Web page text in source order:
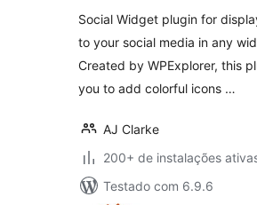
Social Widget plugin for
to your social media in any
Created by WPExplorer, this
you to add colorful icons …
AJ Clarke
200+ de instalações
Testado com 6.9.6